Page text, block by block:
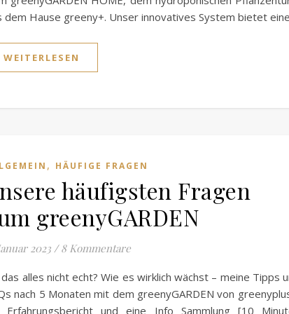
dem Hause greeny+. Unser innovatives System bietet
WEITERLESEN
, HÄUFIGE FRAGEN
häufigsten Fragen
greenyGARDEN
2023 / 8 Kommentare
alles nicht echt? Wie es wirklich wächst – meine Tipps
nach 5 Monaten mit dem greenyGARDEN von
Erfahrungsbericht und eine Info Sammlung [10